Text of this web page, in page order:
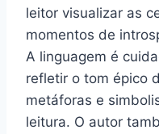
leitor visualizar as
momentos de
A linguagem é
refletir o tom épico
metáforas e
leitura. O autor